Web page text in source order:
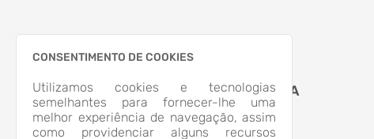
CONSENTIMENTO DE COOKIES
Utilizamos cookies e tecnologias
semelhantes para fornecer-lhe uma
melhor experiência de navegação, assim
como providenciar alguns recursos
MUNICIPIO DE APIUNA